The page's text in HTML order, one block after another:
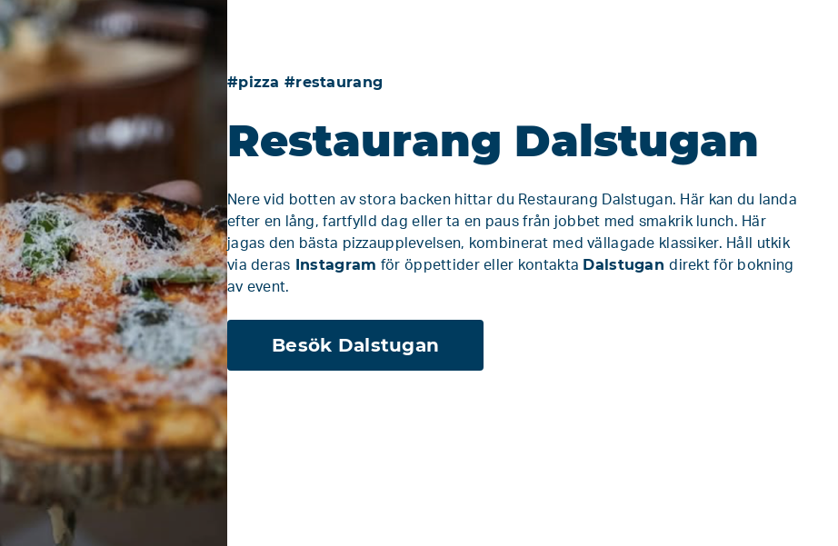
#pizza #restaurang
Restaurang Dalstugan
Nere vid botten av stora backen hittar du Restaurang Dalstugan. Här kan du landa
efter en lång, fartfylld dag eller ta en paus från jobbet med smakrik lunch. Här
jagas den bästa pizzaupplevelsen, kombinerat med vällagade klassiker. Håll utkik
via deras
Instagram för öppettider eller kontakta Dalstugandirekt för bokning
av event.
Besök Dalstugan